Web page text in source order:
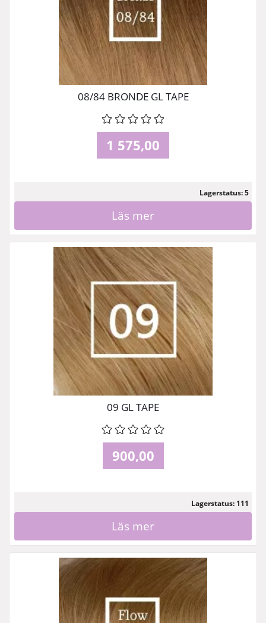
08/84 BRONDE GL TAPE
1 575,00
Lagerstatus: 5
Läs mer
09 GL TAPE
900,00
Lagerstatus: 111
Läs mer